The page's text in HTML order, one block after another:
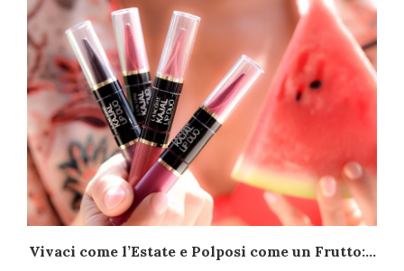
Vivaci come l’Estate e Polposi come un Frutto:...